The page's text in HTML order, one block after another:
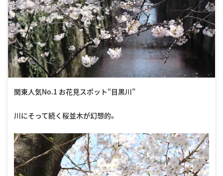
関東人気No.1 お花見スポット“目黒川”
川にそって続く桜並木が幻想的。